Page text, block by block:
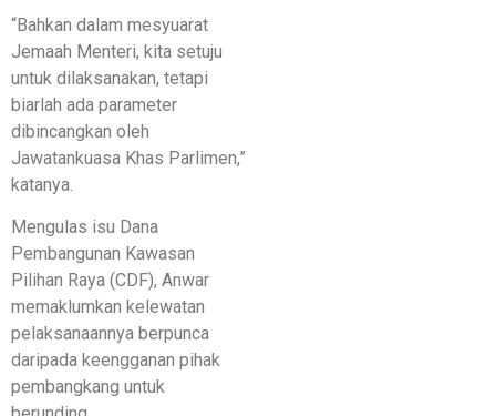
“Bahkan dalam mesyuarat
Jemaah Menteri, kita setuju
untuk dilaksanakan, tetapi
biarlah ada parameter
dibincangkan oleh
Jawatankuasa Khas Parlimen,”
katanya.
Mengulas isu Dana
Pembangunan Kawasan
Pilihan Raya (CDF), Anwar
memaklumkan kelewatan
pelaksanaannya berpunca
daripada keengganan pihak
pembangkang untuk